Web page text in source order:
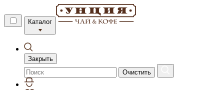
Каталог
Закрыть
Очистить